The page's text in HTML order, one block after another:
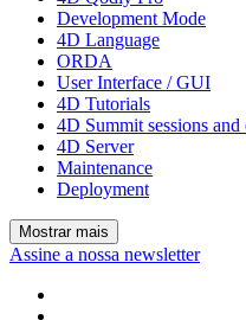
Development Mode
4D Language
ORDA
User Interface / GUI
4D Tutorials
4D Summit sessions
4D Server
Maintenance
Deployment
Mostrar mais
Assine a nossa newsletter